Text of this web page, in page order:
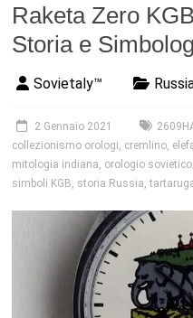
Raketa Zero
Storia e
Sovietaly™
2 Gennaio 2021
collezionismo orologi, cremlino,
mitologia indiana, orologio sovietico
simboli KGB, storia Russia,